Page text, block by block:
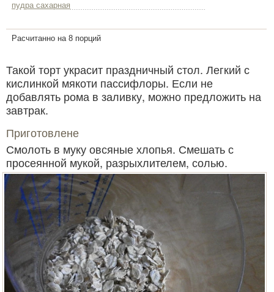
пудра сахарная
Расчитанно на 8 порций
Такой торт украсит праздничный стол. Легкий с
кислинкой мякоти пассифлоры. Если не
добавлять рома в заливку, можно предложить на
завтрак.
Приготовлене
Смолоть в муку овсяные хлопья. Смешать с
просеянной мукой, разрыхлителем, солью.